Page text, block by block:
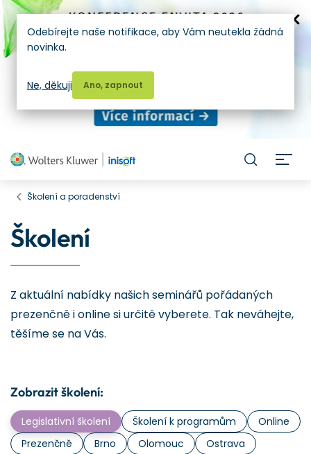
Školení a poradenství
Školení
Z aktuální nabídky našich seminářů pořádaných
prezenčně i online si určitě vyberete. Tak neváhejte,
těšíme se na Vás.
Zobrazit školení:
Legislativní školení Školení k programům
Online
Prezenčně
Brno Olomouc
Ostrava
Odebírejte naše notifikace, aby Vám neutekla žádná
novinka.
Ano, zapnout
Ne, děkuji